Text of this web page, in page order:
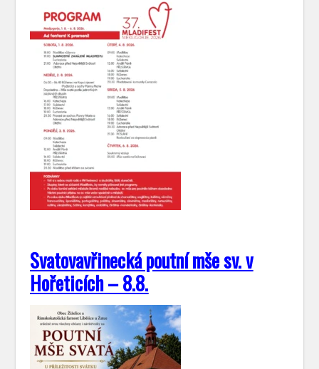
Svatovavřinecká poutní mše sv. v
Hořeticích – 8.8.